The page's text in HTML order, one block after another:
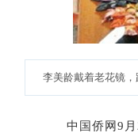
李美龄戴着老花镜，
中国侨网9月